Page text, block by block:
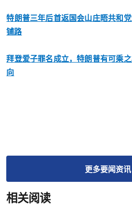
特朗普三年后首返国会山庄晤共和
铺路
拜登爱子罪名成立，特朗普有可乘
向
更多要闻资讯
相关阅读